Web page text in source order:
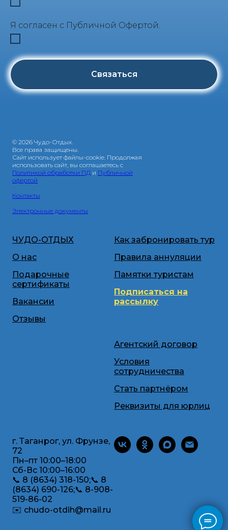
Я согласен с Публичной Офертой.
Связаться
© 2026 Чудо-Отдых.
Все права защищены.
Сайт использует файлы-cookie. Продолжая
использовать сайт, вы соглашаетесь с
Политикой обработки ПД и Публичной
офертой
Контакты
Электронные документы
ЧУДО-ОТДЫХ
О нас
Подарочные
сертификаты
Вакансии
Отзывы
Как забронировать тур
Правила аннуляции
Памятки туристам
Подписаться на
рассылку
Агентский договор
Условия
сотрудничества
Стать партнёром
Реквизиты для юрлиц
г. Таганрог, ул. Фрунзе,
72
Пн–пт 10:00–18:00
Сб-Вс 10:00–16:00
📞 8 (8634) 318-150;📞 8
(8634) 690-126;📞 8-908-
519-86-02
✉️ chudo-otdih@mail.ru